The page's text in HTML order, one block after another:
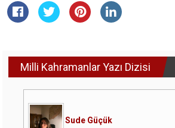
Milli Kahramanlar Yazı Dizisi
Sude Güçük